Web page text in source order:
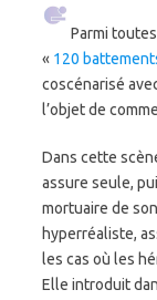
Parmi
« 120
coscénarisé
l’objet de
Dans cette
assure seule,
mortuaire de
hyperréaliste,
les cas où les
Elle introduit